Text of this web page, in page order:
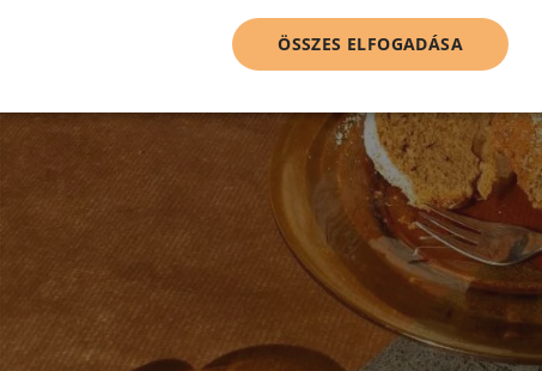
ÖSSZES ELFOGADÁSA